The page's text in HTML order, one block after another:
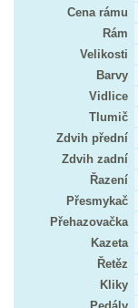
Cena rámu
Rám
Velikosti
Barvy
Vidlice
Tlumič
Zdvih přední
Zdvih zadní
Řazení
Přesmykač
Přehazovačka
Kazeta
Řetěz
Kliky